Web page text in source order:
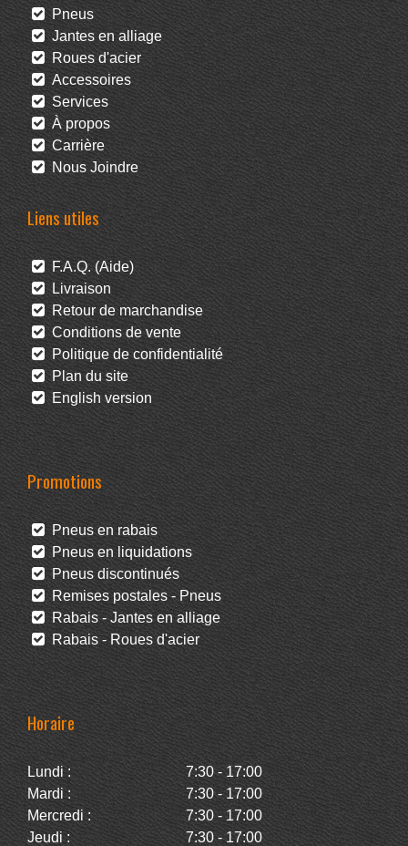
Pneus
Jantes en alliage
Roues d'acier
Accessoires
Services
À propos
Carrière
Nous Joindre
Liens utiles
F.A.Q. (Aide)
Livraison
Retour de marchandise
Conditions de vente
Politique de confidentialité
Plan du site
English version
Promotions
Pneus en rabais
Pneus en liquidations
Pneus discontinués
Remises postales - Pneus
Rabais - Jantes en alliage
Rabais - Roues d'acier
Horaire
Lundi :
7:30 - 17:00
Mardi :
7:30 - 17:00
Mercredi :
7:30 - 17:00
Jeudi :
7:30 - 17:00